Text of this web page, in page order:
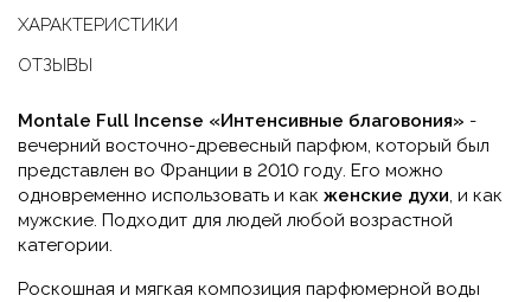
ХАРАКТЕРИСТИКИ
ОТЗЫВЫ
Montale Full Incense «Интенсивные благовония» -
вечерний восточно-древесный парфюм, который был
представлен во Франции в 2010 году. Его можно
одновременно использовать и как женские духи, и как
мужские. Подходит для людей любой возрастной
категории.
Роскошная и мягкая композиция парфюмерной воды